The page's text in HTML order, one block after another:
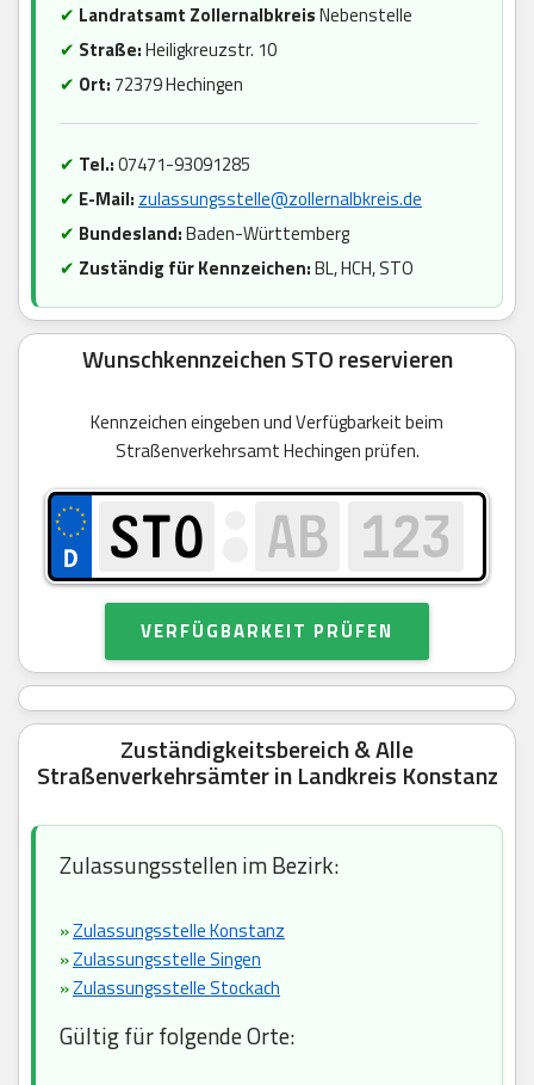
✔ Landratsamt ZollernalbkreisNebenstelle
✔ Straße:Heiligkreuzstr. 10
✔ Ort:72379 Hechingen
✔ Tel.:07471-93091285
✔ E-Mail: zulassungsstelle@zollernalbkreis.de
✔ Bundesland:Baden-Württemberg
✔ Zuständig für Kennzeichen:BL, HCH, STO
Wunschkennzeichen STO reservieren
Kennzeichen eingeben und Verfügbarkeit beim
Straßenverkehrsamt Hechingen prüfen.
VERFÜGBARKEIT PRÜFEN
Zuständigkeitsbereich & Alle
Straßenverkehrsämter in Landkreis Konstanz
Zulassungsstellen im Bezirk:
»Zulassungsstelle Konstanz
»Zulassungsstelle Singen
»Zulassungsstelle Stockach
Gültig für folgende Orte: